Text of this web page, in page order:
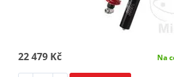
22 479 Kč Na